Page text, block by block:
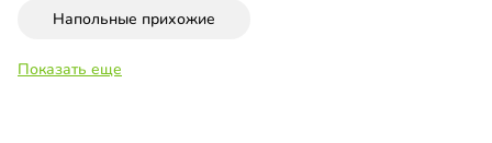
Напольные прихожие
Показать еще